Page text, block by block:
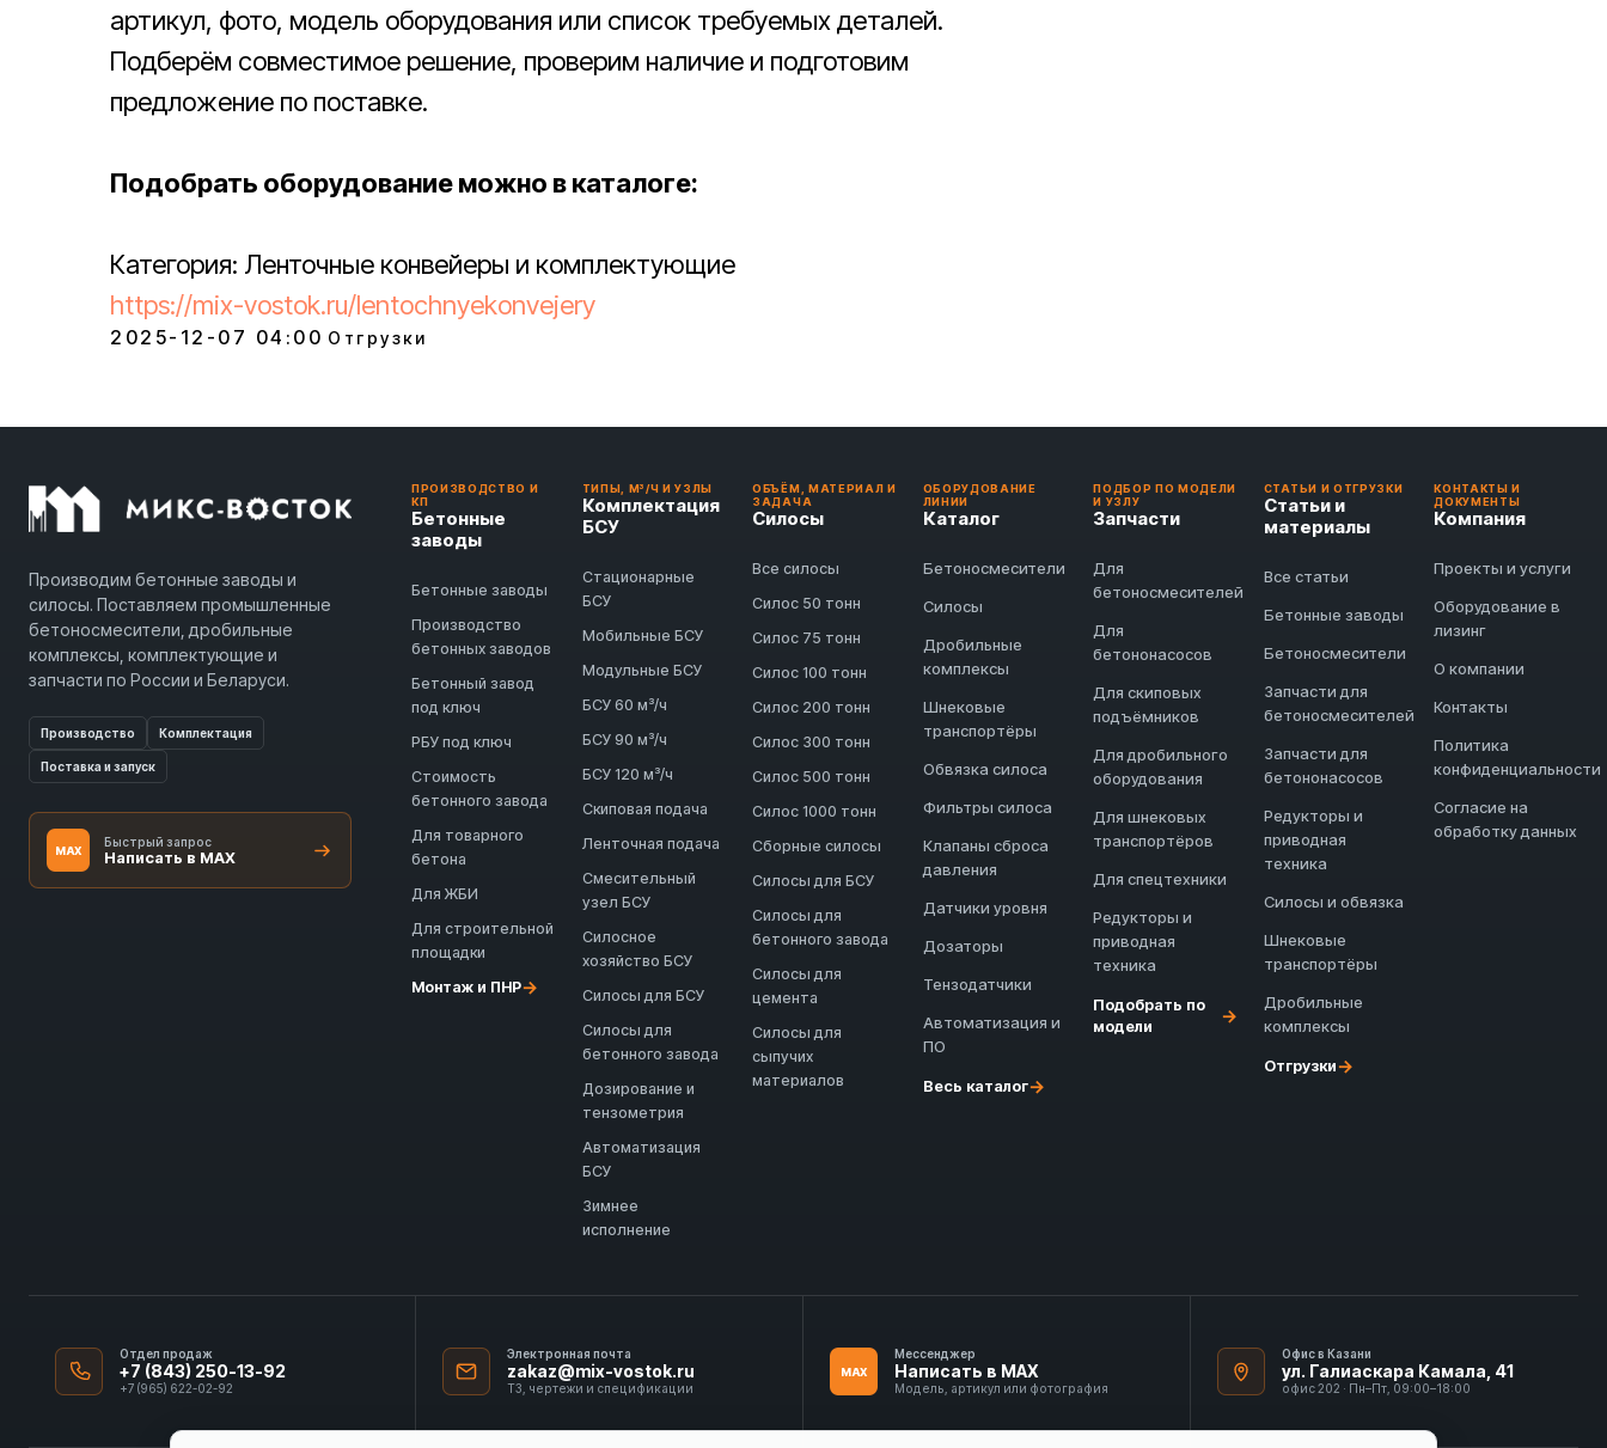
артикул, фото, модель оборудования или список требуемых деталей.
Подберём совместимое решение, проверим наличие и подготовим
предложение по поставке.
Подобрать оборудование можно в каталоге:
Категория: Ленточные конвейеры и комплектующие
https://mix-vostok.ru/lentochnyekonvejery
2025-12-07 04:00 Отгрузки
Производим бетонные заводы и
силосы. Поставляем промышленные
бетоносмесители, дробильные
комплексы, комплектующие и
запчасти по России и Беларуси.
Производство Комплектация
Поставка и запуск
MAX
Быстрый запрос
Написать в MAX
ПРОИЗВОДСТВО И
КП
Бетонные
заводы
Бетонные заводы
Производство
бетонных заводов
Бетонный завод
под ключ
РБУ под ключ
Стоимость
бетонного завода
Для товарного
бетона
Для ЖБИ
Для строительной
площадки
Монтаж и ПНР→
ТИПЫ, М³/Ч И УЗЛЫ
Комплектация
БСУ
Стационарные
БСУ
Мобильные БСУ
Модульные БСУ
БСУ 60 м³/ч
БСУ 90 м³/ч
БСУ 120 м³/ч
Скиповая подача
Ленточная подача
Смесительный
узел БСУ
Силосное
хозяйство БСУ
Силосы для БСУ
Силосы для
бетонного завода
Дозирование и
тензометрия
Автоматизация
БСУ
Зимнее
исполнение
ОБЪЁМ, МАТЕРИАЛ И
ЗАДАЧА
Силосы
Все силосы
Силос 50 тонн
Силос 75 тонн
Силос 100 тонн
Силос 200 тонн
Силос 300 тонн
Силос 500 тонн
Силос 1000 тонн
Сборные силосы
Силосы для БСУ
Силосы для
бетонного завода
Силосы для
цемента
Силосы для
сыпучих
материалов
ОБОРУДОВАНИЕ
ЛИНИИ
Каталог
Бетоносмесители
Силосы
Дробильные
комплексы
Шнековые
транспортёры
Обвязка силоса
Фильтры силоса
Клапаны сброса
давления
Датчики уровня
Дозаторы
Тензодатчики
Автоматизация и
ПО
Весь каталог→
ПОДБОР ПО МОДЕЛИ
И УЗЛУ
Запчасти
Для
бетоносмесителей
Для
бетононасосов
Для скиповых
подъёмников
Для дробильного
оборудования
Для шнековых
транспортёров
Для спецтехники
Редукторы и
приводная
техника
Подобрать по
модели
→
СТАТЬИ И ОТГРУЗКИ
Статьи и
материалы
Все статьи
Бетонные заводы
Бетоносмесители
Запчасти для
бетоносмесителей
Запчасти для
бетононасосов
Редукторы и
приводная
техника
Силосы и обвязка
Шнековые
транспортёры
Дробильные
комплексы
Отгрузки→
КОНТАКТЫ И
ДОКУМЕНТЫ
Компания
Проекты и услуги
Оборудование в
лизинг
О компании
Контакты
Политика
конфиденциальности
Согласие на
обработку данных
Отдел продаж
+7 (843) 250-13-92
+7 (965) 622-02-92
Электронная почта
zakaz@mix-vostok.ru
ТЗ, чертежи и спецификации
MAX
Мессенджер
Написать в MAX
Модель, артикул или фотография
Офис в Казани
ул. Галиаскара Камала, 41
офис 202 · Пн–Пт, 09:00–18:00